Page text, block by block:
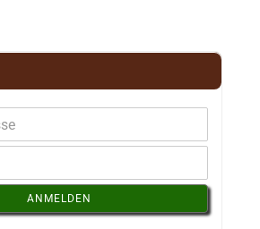
ANMELDEN